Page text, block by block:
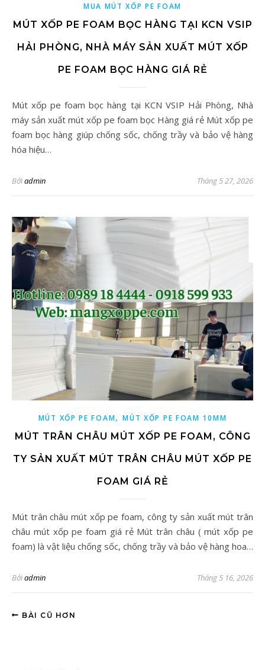
MUA MÚT XỐP PE FOAM
MÚT XỐP PE FOAM BỌC HÀNG TẠI KCN VSIP
HẢI PHÒNG, NHÀ MÁY SẢN XUẤT MÚT XỐP
PE FOAM BỌC HÀNG GIÁ RẺ
Mút xốp pe foam bọc hàng tại KCN VSIP Hải Phòng, Nhà
máy sản xuất mút xốp pe foam bọc Hàng giá rẻ Mút xốp pe
foam bọc hàng giúp chống sốc, chống trầy và bảo vệ hàng
hóa hiệu…
Bởiadmin Tháng 5 27, 2026
MÚT XỐP PE FOAM,MÚT XỐP PE FOAM 10MM
MÚT TRÂN CHÂU MÚT XỐP PE FOAM, CÔNG
TY SẢN XUẤT MÚT TRÂN CHÂU MÚT XỐP PE
FOAM GIÁ RẺ
Mút trân châu mút xốp pe foam, công ty sản xuất mút trân
châu mút xốp pe foam giá rẻ Mút trân châu ( mút xốp pe
foam) là vật liệu chống sốc, chống trầy và bảo vệ hàng hoa…
Bởiadmin Tháng 5 16, 2026
BÀI CŨ HƠN